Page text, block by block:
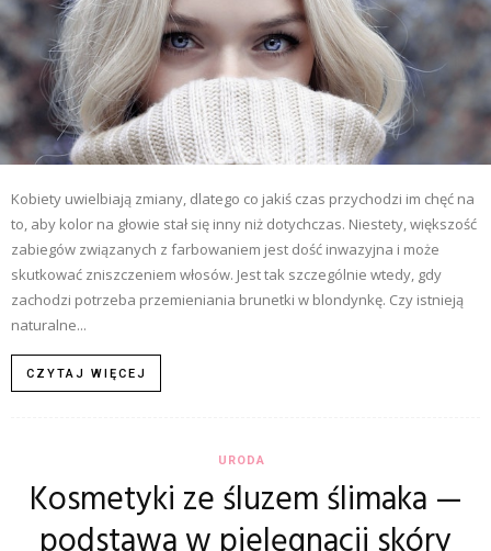
Kobiety uwielbiają zmiany, dlatego co jakiś czas przychodzi im chęć na
to, aby kolor na głowie stał się inny niż dotychczas. Niestety, większość
zabiegów związanych z farbowaniem jest dość inwazyjna i może
skutkować zniszczeniem włosów. Jest tak szczególnie wtedy, gdy
zachodzi potrzeba przemieniania brunetki w blondynkę. Czy istnieją
naturalne...
CZYTAJ WIĘCEJ
URODA
Kosmetyki ze śluzem ślimaka —